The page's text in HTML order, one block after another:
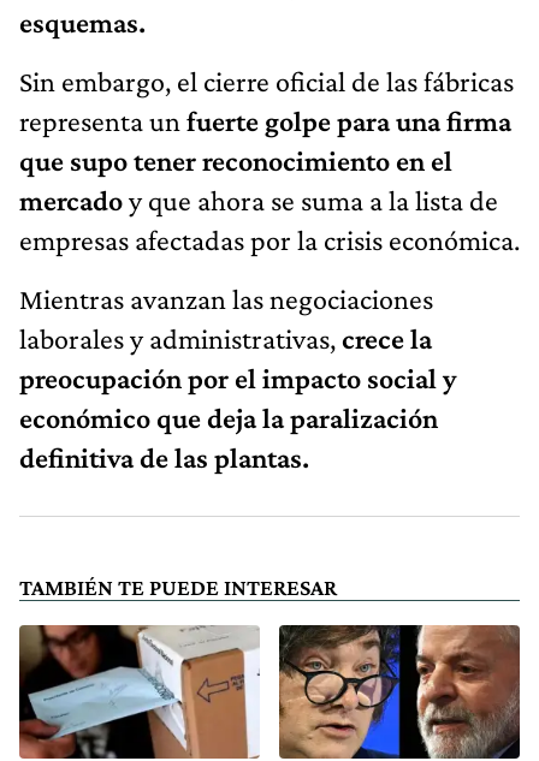
esquemas.
Sin embargo, el cierre oficial de las fábricas
representa un fuerte golpe para una firma
que supo tener reconocimiento en el
mercadoy que ahora se suma a la lista de
empresas afectadas por la crisis económica.
Mientras avanzan las negociaciones
laborales y administrativas,crece la
preocupación por el impacto social y
económico que deja la paralización
definitiva de las plantas.
TAMBIÉN TE PUEDE INTERESAR